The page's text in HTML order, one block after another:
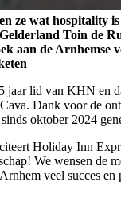
ze wat hospitality is
Toin de
aan de Arnhemse
jaar lid van KHN en
Dank voor de
oktober 2024
Holiday Inn
We wensen de
veel succes en